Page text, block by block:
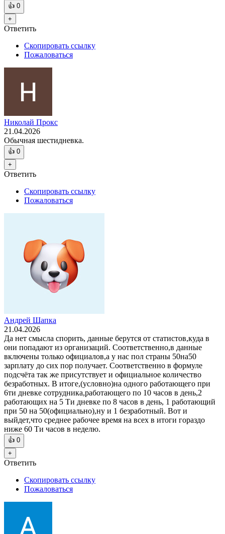
👍 0
+
Ответить
Скопировать ссылку
Пожаловаться
Николай Прокс
21.04.2026
Обычная шестидневка.
👍 0
+
Ответить
Скопировать ссылку
Пожаловаться
Андрей Шапка
21.04.2026
Да нет смысла спорить, данные берутся от статистов,куда в
они попадают из организаций. Соответственно,в данные
включены только официалов,а у нас пол страны 50на50
зарплату до сих пор получает. Соответственно в формуле
подсчёта так же присутствует и официальное количество
безработных. В итоге,(условно)на одного работающего при
6ти дневке сотрудника,работающего по 10 часов в день,2
работающих на 5 Ти дневке по 8 часов в день, 1 работающий
при 50 на 50(официально),ну и 1 безработный. Вот и
выйдет,что среднее рабочее время на всех в итоги гораздо
ниже 60 Ти часов в неделю.
👍 0
+
Ответить
Скопировать ссылку
Пожаловаться